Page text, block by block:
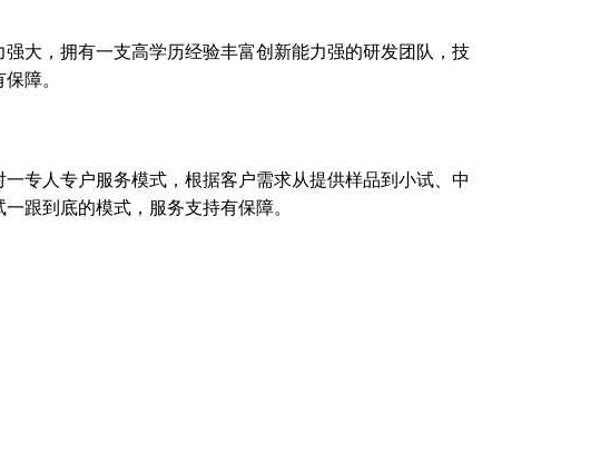
强大，拥有一支高学历经验丰富创新能力强的研发团队，技
障。
一专人专户服务模式，根据客户需求从提供样品到小试、中
一跟到底的模式，服务支持有保障。